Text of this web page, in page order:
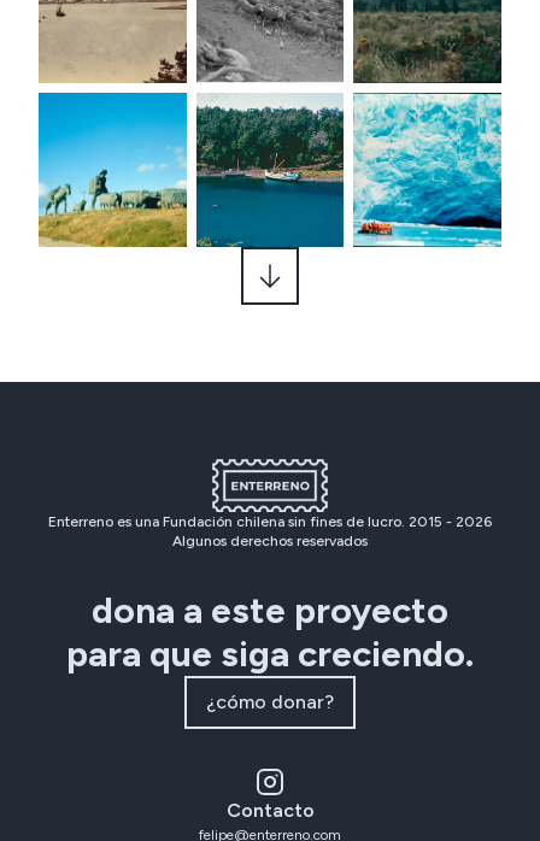
Enterreno es una Fundación chilena sin fines de lucro. 2015 - 2026
Algunos derechos reservados
dona a este proyecto
para que siga creciendo.
¿cómo donar?
Contacto
felipe@enterreno.com